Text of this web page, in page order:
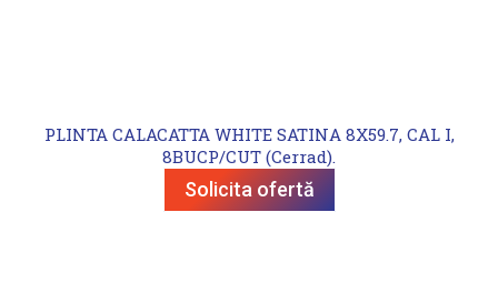
PLINTA CALACATTA WHITE SATINA 8X59.7, CAL I,
8BUCP/CUT (Cerrad).
Solicita ofertă